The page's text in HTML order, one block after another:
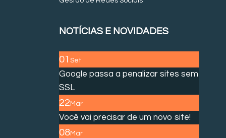
NOTÍCIAS E NOVIDADES
01 Set
Google passa a penalizar sites sem
SSL
22 Mar
Você vai precisar de um novo site!
08Mar